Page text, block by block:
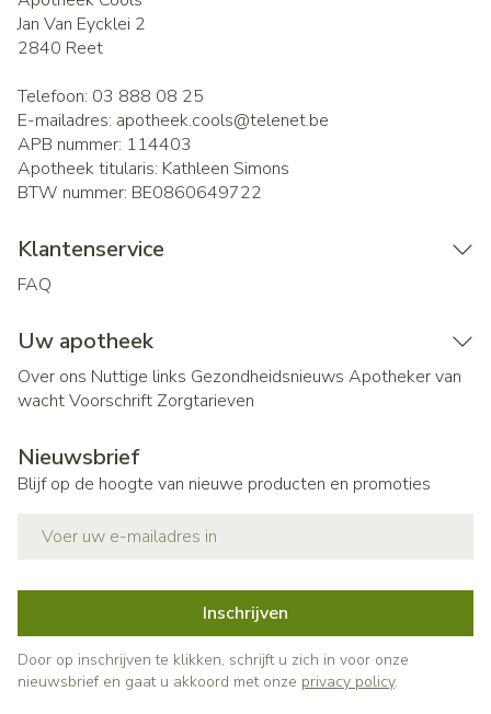
Jan Van Eycklei 2
2840 Reet
Telefoon: 03 888 08 25
E-mailadres: apotheek.cools@telenet.be
APB nummer: 114403
Apotheek titularis: Kathleen Simons
BTW nummer: BE0860649722
Klantenservice
FAQ
Uw apotheek
Over ons Nuttige links Gezondheidsnieuws Apotheker van
wachtVoorschrift Zorgtarieven
Nieuwsbrief
Blijf op de hoogte van nieuwe producten en promoties
Inschrijven
Door op inschrijven te klikken, schrijft u zich in voor onze
nieuwsbrief en gaat u akkoord met onze privacy policy.